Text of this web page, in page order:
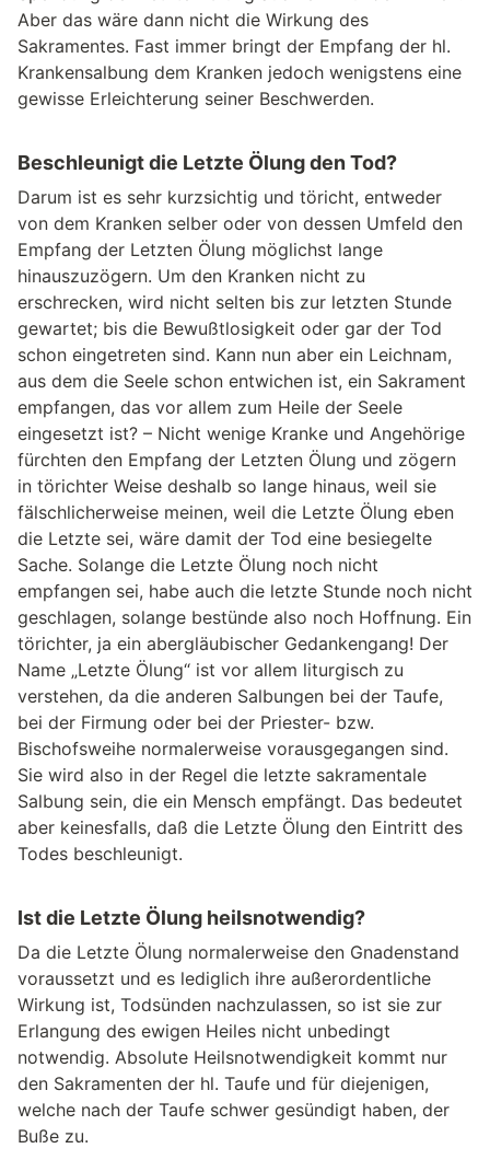
Aber das wäre dann nicht die Wirkung des
Sakramentes. Fast immer bringt der Empfang der hl.
Krankensalbung dem Kranken jedoch wenigstens eine
gewisse Erleichterung seiner Beschwerden.
Beschleunigt die Letzte Ölung den Tod?
Darum ist es sehr kurzsichtig und töricht, entweder
von dem Kranken selber oder von dessen Umfeld den
Empfang der Letzten Ölung möglichst lange
hinauszuzögern. Um den Kranken nicht zu
erschrecken, wird nicht selten bis zur letzten Stunde
gewartet; bis die Bewußtlosigkeit oder gar der Tod
schon eingetreten sind. Kann nun aber ein Leichnam,
aus dem die Seele schon entwichen ist, ein Sakrament
empfangen, das vor allem zum Heile der Seele
eingesetzt ist? – Nicht wenige Kranke und Angehörige
fürchten den Empfang der Letzten Ölung und zögern
in törichter Weise deshalb so lange hinaus, weil sie
fälschlicherweise meinen, weil die Letzte Ölung eben
die Letzte sei, wäre damit der Tod eine besiegelte
Sache. Solange die Letzte Ölung noch nicht
empfangen sei, habe auch die letzte Stunde noch nicht
geschlagen, solange bestünde also noch Hoffnung. Ein
törichter, ja ein abergläubischer Gedankengang! Der
Name „Letzte Ölung“ ist vor allem liturgisch zu
verstehen, da die anderen Salbungen bei der Taufe,
bei der Firmung oder bei der Priester- bzw.
Bischofsweihe normalerweise vorausgegangen sind.
Sie wird also in der Regel die letzte sakramentale
Salbung sein, die ein Mensch empfängt. Das bedeutet
aber keinesfalls, daß die Letzte Ölung den Eintritt des
Todes beschleunigt.
Ist die Letzte Ölung heilsnotwendig?
Da die Letzte Ölung normalerweise den Gnadenstand
voraussetzt und es lediglich ihre außerordentliche
Wirkung ist, Todsünden nachzulassen, so ist sie zur
Erlangung des ewigen Heiles nicht unbedingt
notwendig. Absolute Heilsnotwendigkeit kommt nur
den Sakramenten der hl. Taufe und für diejenigen,
welche nach der Taufe schwer gesündigt haben, der
Buße zu.